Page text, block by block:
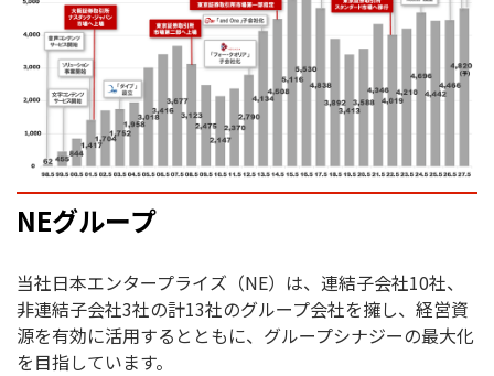
NEグループ
当社日本エンタープライズ（NE）は、連結子会社10社、
非連結子会社3社の計13社のグループ会社を擁し、経営資
源を有効に活用するとともに、グループシナジーの最大化
を目指しています。